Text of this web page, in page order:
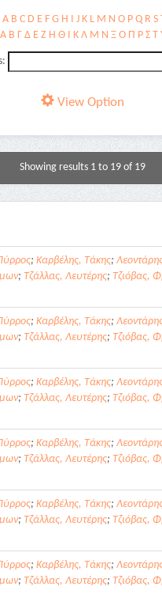
A B C D E F G H I J K L M N O P Q R S
Α Β Γ Δ Ε Ζ Η Θ Ι Κ Λ Μ Ν Ξ Ο Π Ρ Σ Τ
View Option
Showing results 1 to 19 of 19
; Καρβέλης, Τάκης;
; Τζάλλας, Λευτέρης; Τζιόβας,
; Καρβέλης, Τάκης;
; Τζάλλας, Λευτέρης; Τζιόβας,
; Καρβέλης, Τάκης;
; Τζάλλας, Λευτέρης; Τζιόβας,
; Καρβέλης, Τάκης;
; Τζάλλας, Λευτέρης; Τζιόβας,
; Καρβέλης, Τάκης;
; Τζάλλας, Λευτέρης; Τζιόβας,
; Καρβέλης, Τάκης;
; Τζάλλας, Λευτέρης; Τζιόβας,